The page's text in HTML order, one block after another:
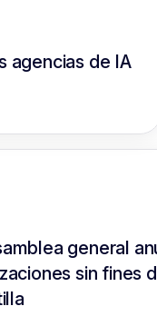
agencias de IA
general
sin fines